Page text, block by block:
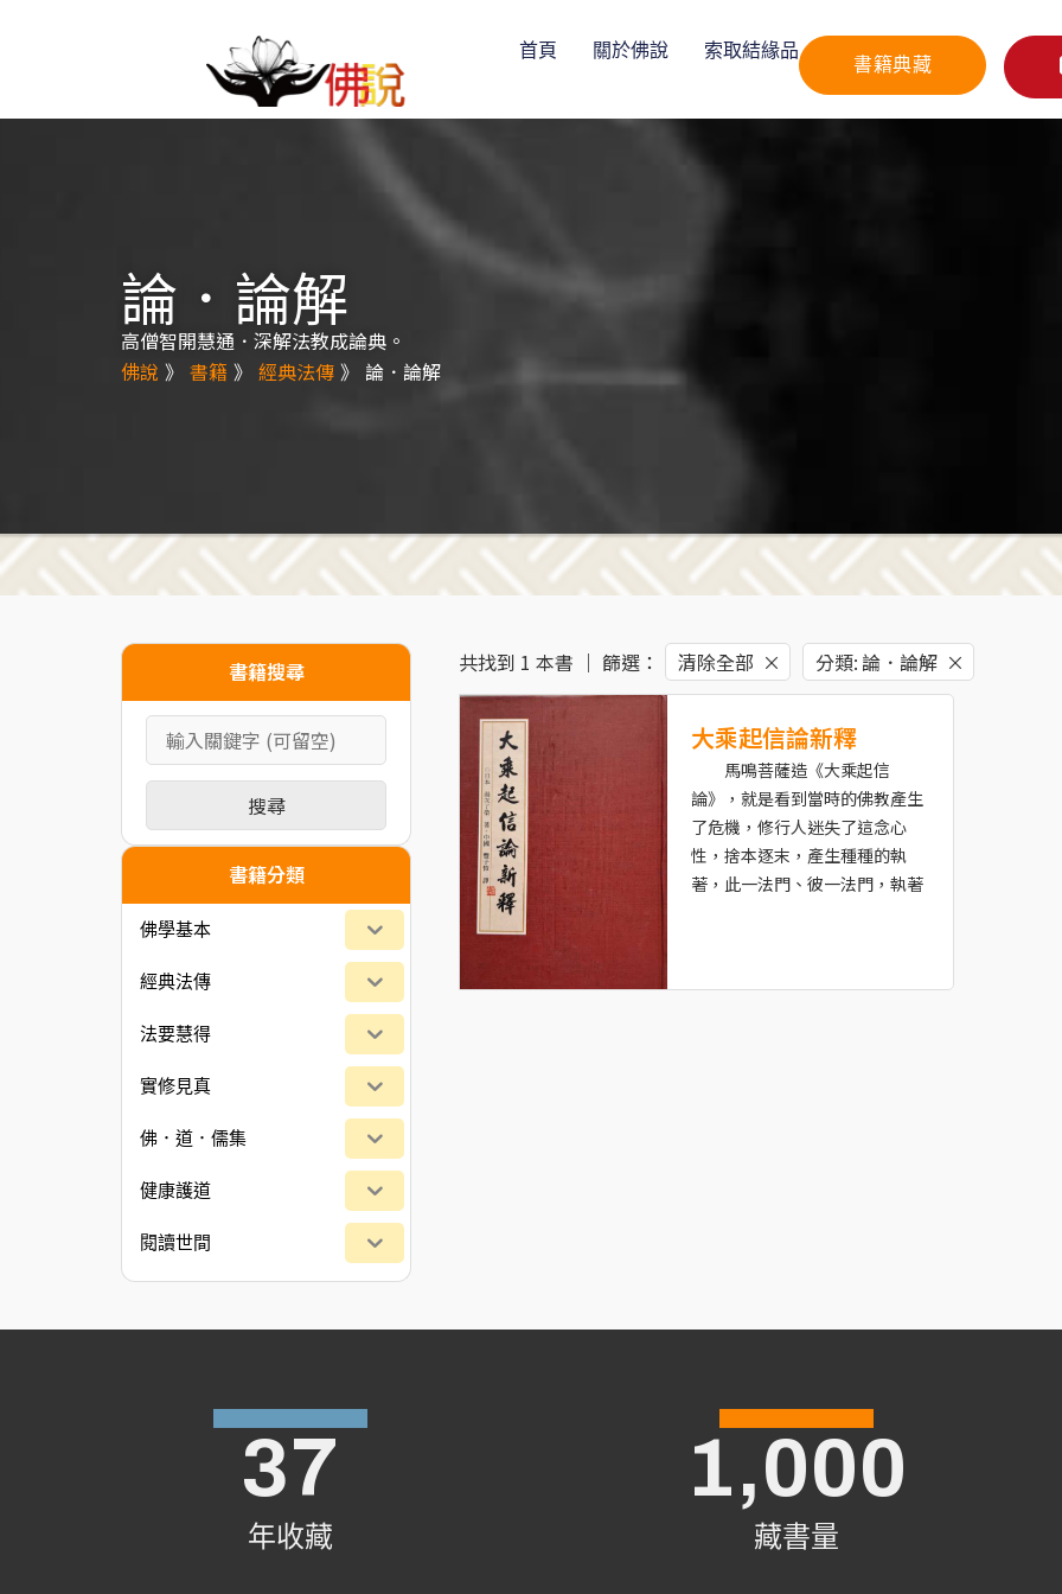
首頁 關於佛說 索取結緣品
書籍典藏
論．論解
高僧智開慧通．深解法教成論典。
佛說 》 書籍 》 經典法傳 》 論．論解
書籍搜尋
搜尋
書籍分類
佛學基本
經典法傳
法要慧得
實修見真
佛．道．儒集
健康護道
閱讀世間
共找到 1 本書 ｜ 篩選： 清除全部 × 分類: 論．論解 ×
大乘起信論新釋
馬鳴菩薩造《大乘起信
論》，就是看到當時的佛教產生
了危機，修行人迷失了這念心
性，捨本逐末，產生種種的執
著，此一法門、彼一法門，執著
性，並且強調只有因緣和合才能
年收藏
37
藏書量
1,000